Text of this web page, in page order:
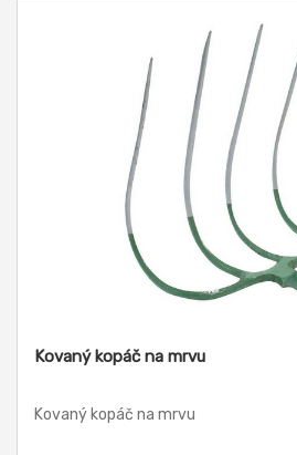
Kovaný kopáč na mrvu
Kovaný kopáč na mrvu